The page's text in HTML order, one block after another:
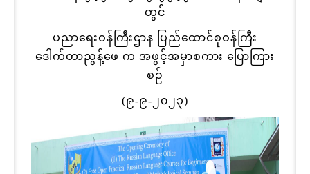
တွင်
ပညာရေးဝန်ကြီးဌာန ပြည်ထောင်စုဝန်ကြီး
ဒေါက်တာညွန့်ဖေ က အဖွင့်အမှာစကား ပြောကြား
စဉ်
(၉-၉-၂၀၂၃)